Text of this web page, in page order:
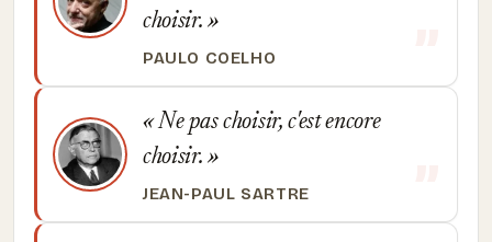
choisir.
PAULO COELHO
Ne pas choisir, c'est encore
choisir.
JEAN-PAUL SARTRE